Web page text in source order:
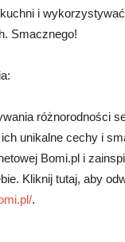
i
Smacznego!
różnorodności
unikalne cechy i
Bomi.pl i
Kliknij tutaj, aby
.